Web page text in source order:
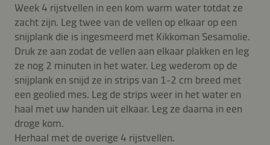
Week 4 rijstvellen in een kom warm water totdat ze
zacht zijn. Leg twee van de vellen op elkaar op een
snijplank die is ingesmeerd met Kikkoman Sesamolie.
Druk ze aan zodat de vellen aan elkaar plakken en leg
ze nog 2 minuten in het water. Leg wederom op de
snijplank en snijd ze in strips van 1-2 cm breed met
een geolied mes. Leg de strips weer in het water en
haal met uw handen uit elkaar. Leg ze daarna in een
droge kom.
Herhaal met de overige 4 rijstvellen.